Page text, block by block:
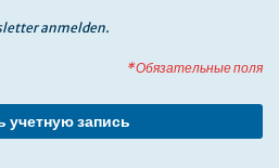
anmelden.
* Обязательные поля
учетную запись